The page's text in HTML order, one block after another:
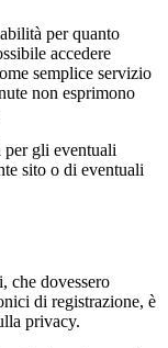
per quanto
accedere
semplice servizio
non esprimono
per gli eventuali
sito o di eventuali
che dovessero
di registrazione, è
privacy.